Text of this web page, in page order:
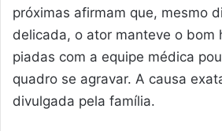
próximas afirmam que, mesmo
delicada, o ator manteve o bom
piadas com a equipe médica
quadro se agravar. A causa
divulgada pela família.